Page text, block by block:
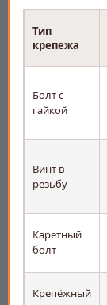
Тип
крепежа
Болт с
гайкой
Винт в
резьбу
Каретный
болт
Крепёжный